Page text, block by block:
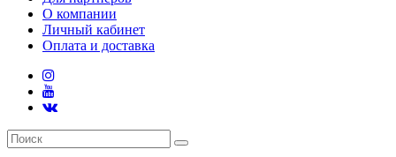
О компании
Личный кабинет
Оплата и доставка